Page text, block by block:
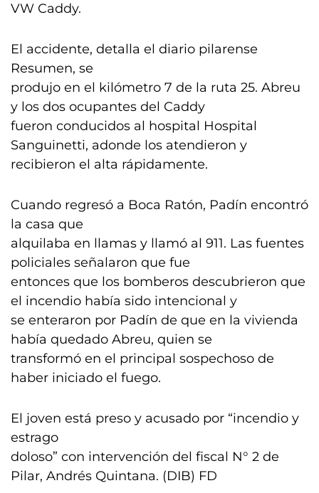
VW Caddy.
El accidente, detalla el diario pilarense
Resumen, se
produjo en el kilómetro 7 de la ruta 25. Abreu
y los dos ocupantes del Caddy
fueron conducidos al hospital Hospital
Sanguinetti, adonde los atendieron y
recibieron el alta rápidamente.
Cuando regresó a Boca Ratón, Padín encontró
la casa que
alquilaba en llamas y llamó al 911. Las fuentes
policiales señalaron que fue
entonces que los bomberos descubrieron que
el incendio había sido intencional y
se enteraron por Padín de que en la vivienda
había quedado Abreu, quien se
transformó en el principal sospechoso de
haber iniciado el fuego.
El joven está preso y acusado por “incendio y
estrago
doloso” con intervención del fiscal N° 2 de
Pilar, Andrés Quintana. (DIB) FD